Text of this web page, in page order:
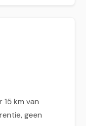
km van
geen